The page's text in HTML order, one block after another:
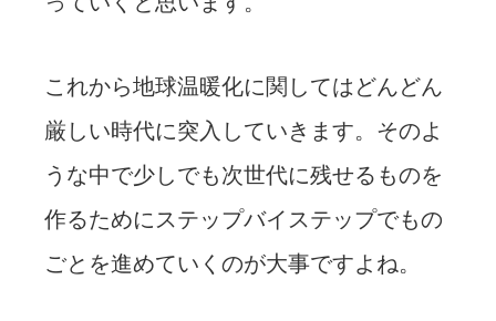
これから地球温暖化に関してはどんどん
厳しい時代に突入していきます。そのよ
うな中で少しでも次世代に残せるものを
作るためにステップバイステップでもの
ごとを進めていくのが大事ですよね。